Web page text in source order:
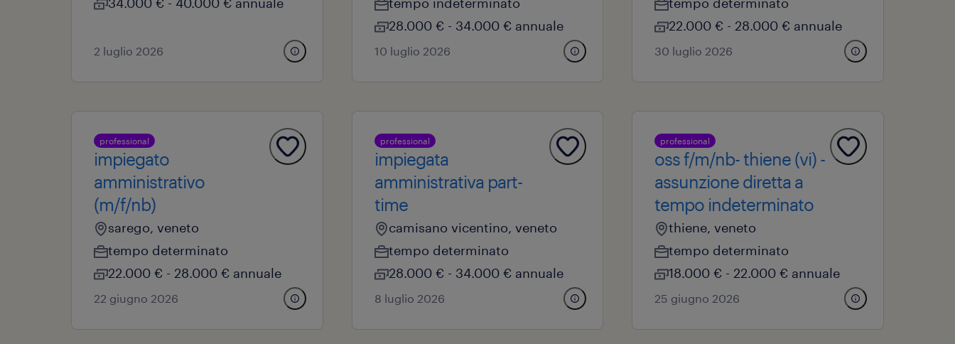
2 luglio 2026
28.000 € - 34.000 € annuale
10 luglio 2026
22.000 € - 28.000 € annuale
30 luglio 2026
professional
impiegato
amministrativo
(m/f/nb)
sarego, veneto
tempo determinato
22.000 € - 28.000 € annuale
22 giugno 2026
professional
impiegata
amministrativa part-
time
camisano vicentino, veneto
tempo determinato
28.000 € - 34.000 € annuale
8 luglio 2026
professional
oss f/m/nb- thiene (vi) -
assunzione diretta a
tempo indeterminato
thiene, veneto
tempo determinato
18.000 € - 22.000 € annuale
25 giugno 2026